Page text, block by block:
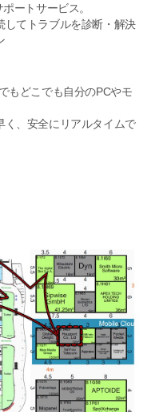
ートサービス。
してトラブルを診断・解決
もどこでも自分のPCやモ
く、安全にリアルタイムで